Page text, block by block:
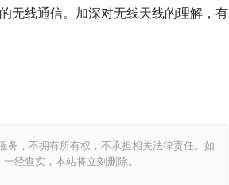
无线通信。加深对无线天线的理解，有
务，不拥有所有权，不承担相关法律责任。如
经查实，本站将立刻删除。